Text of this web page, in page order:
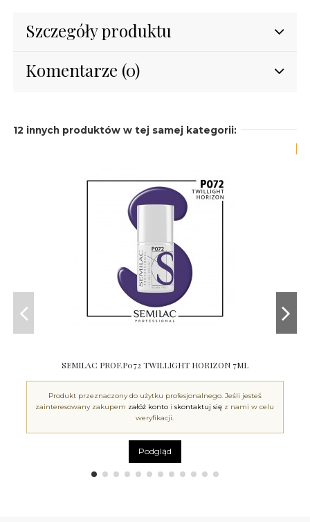
Szczegóły produktu
Komentarze (0)
12 innych produktów w tej samej kategorii:
SEMILAC PROF.P072 TWILLIGHT HORIZON 7ML
Produkt przeznaczony do użytku profesjonalnego. Jeśli jesteś
zainteresowany zakupem załóż konto iskontaktuj się z nami w celu
weryfikacji.
Podgląd